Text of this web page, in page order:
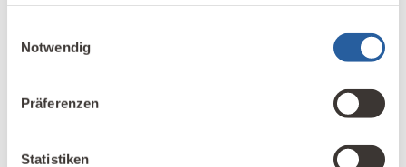
Notwendig
Präferenzen
Statistiken
Produkte/Dienstleistungen mit einem
Werbebanner